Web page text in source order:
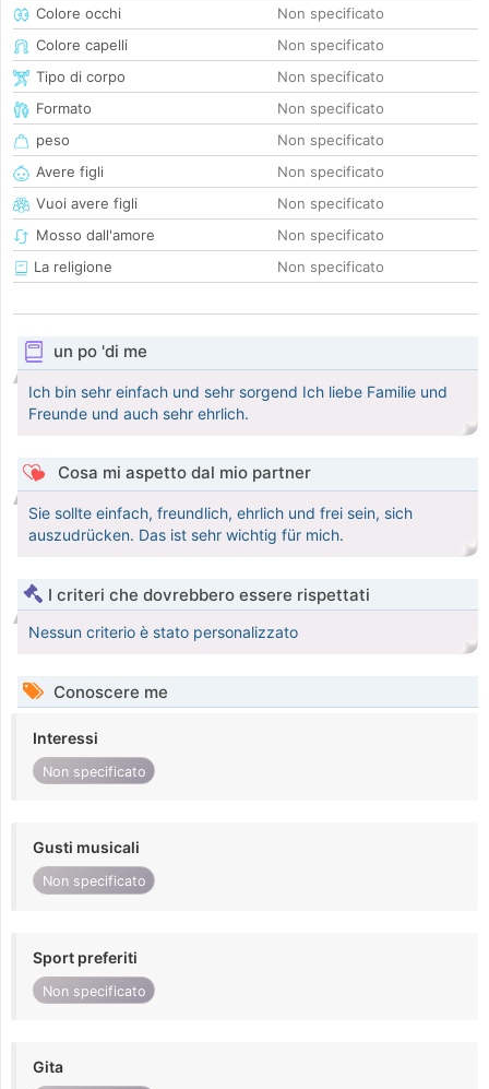
Colore occhi
Non specificato
Colore capelli
Non specificato
Tipo di corpo
Non specificato
Formato
Non specificato
peso
Non specificato
Avere figli
Non specificato
Vuoi avere figli
Non specificato
Mosso dall'amore
Non specificato
La religione
Non specificato
un po 'di me
Ich bin sehr einfach und sehr sorgend Ich liebe Familie und
Freunde und auch sehr ehrlich.
Cosa mi aspetto dal mio partner
Sie sollte einfach, freundlich, ehrlich und frei sein, sich
auszudrücken. Das ist sehr wichtig für mich.
I criteri che dovrebbero essere rispettati
Nessun criterio è stato personalizzato
Conoscere me
Interessi
Non specificato
Gusti musicali
Non specificato
Sport preferiti
Non specificato
Gita